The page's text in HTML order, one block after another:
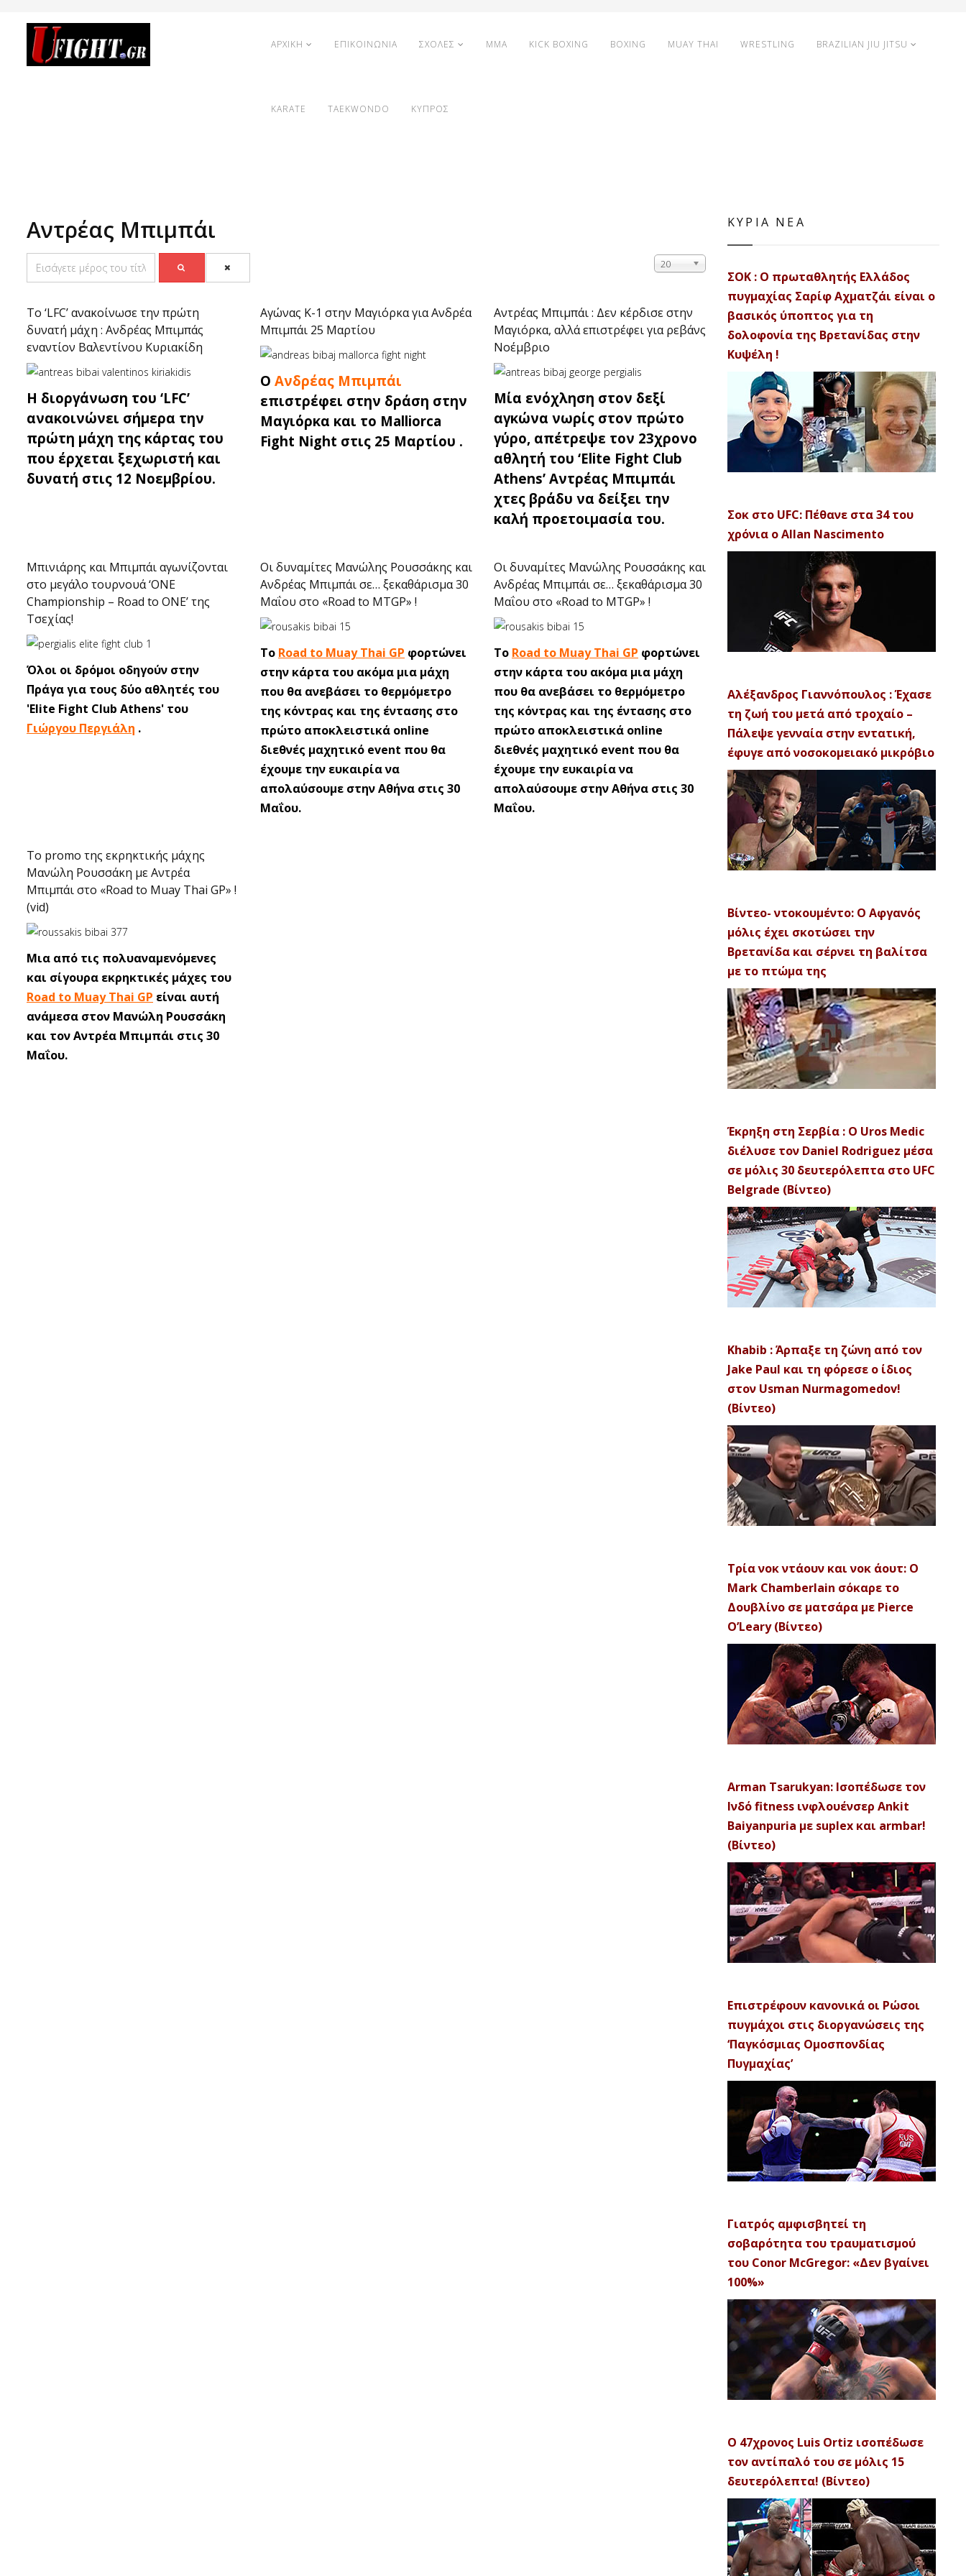
ΑΡΧΙΚΗ ΕΠΙΚΟΙΝΩΝΙΑ ΣΧΟΛΕΣ MMA KICK BOXING BOXING MUAY THAI WRESTLING BRAZILIAN JIU JITSU
KARATE TAEKWONDO ΚΥΠΡΟΣ
Αντρέας Μπιμπάι
20
To ‘LFC’ ανακοίνωσε την πρώτη
δυνατή μάχη : Ανδρέας Μπιμπάς
εναντίον Βαλεντίνου Κυριακίδη
Η διοργάνωση του ‘LFC’
ανακοινώνει σήμερα την
πρώτη μάχη της κάρτας του
που έρχεται ξεχωριστή και
δυνατή στις 12 Νοεμβρίου.
Αγώνας Κ-1 στην Μαγιόρκα για Ανδρέα
Μπιμπάι 25 Μαρτίου
O Ανδρέας Μπιμπάι
επιστρέφει στην δράση στην
Μαγιόρκα και το Malliorca
Fight Night στις 25 Μαρτίου .
Αντρέας Μπιμπάι : Δεν κέρδισε στην
Μαγιόρκα, αλλά επιστρέφει για ρεβάνς
Νοέμβριο
Μία ενόχληση στον δεξί
αγκώνα νωρίς στον πρώτο
γύρο, απέτρεψε τον 23χρονο
αθλητή του ‘Elite Fight Club
Athens’ Αντρέας Μπιμπάι
χτες βράδυ να δείξει την
καλή προετοιμασία του.
Μπινιάρης και Μπιμπάι αγωνίζονται
στο μεγάλο τουρνουά ‘ONE
Championship – Road to ONE’ της
Τσεχίας!
Όλοι οι δρόμοι οδηγούν στην
Πράγα για τους δύο αθλητές του
'Elite Fight Club Athens' του
Γιώργου Περγιάλη .
Οι δυναμίτες Μανώλης Ρουσσάκης και
Ανδρέας Μπιμπάι σε… ξεκαθάρισμα 30
Μαΐου στο «Road to MTGP» !
Το Road to Muay Thai GP φορτώνει
στην κάρτα του ακόμα μια μάχη
που θα ανεβάσει το θερμόμετρο
της κόντρας και της έντασης στο
πρώτο αποκλειστικά online
διεθνές μαχητικό event που θα
έχουμε την ευκαιρία να
απολαύσουμε στην Αθήνα στις 30
Μαΐου.
Οι δυναμίτες Μανώλης Ρουσσάκης και
Ανδρέας Μπιμπάι σε… ξεκαθάρισμα 30
Μαΐου στο «Road to MTGP» !
Το Road to Muay Thai GP φορτώνει
στην κάρτα του ακόμα μια μάχη
που θα ανεβάσει το θερμόμετρο
της κόντρας και της έντασης στο
πρώτο αποκλειστικά online
διεθνές μαχητικό event που θα
έχουμε την ευκαιρία να
απολαύσουμε στην Αθήνα στις 30
Μαΐου.
Το promo της εκρηκτικής μάχης
Μανώλη Ρουσσάκη με Αντρέα
Μπιμπάι στο «Road to Muay Thai GP» !
(vid)
Μια από τις πολυαναμενόμενες
και σίγουρα εκρηκτικές μάχες του
Road to Muay Thai GP είναι αυτή
ανάμεσα στον Μανώλη Ρουσσάκη
και τον Αντρέα Μπιμπάι στις 30
Μαΐου.
ΚΥΡΙΑ ΝΕΑ
ΣΟΚ : Ο πρωταθλητής Ελλάδος
πυγμαχίας Σαρίφ Αχματζάι είναι ο
βασικός ύποπτος για τη
δολοφονία της Βρετανίδας στην
Κυψέλη !
Σοκ στο UFC: Πέθανε στα 34 του
χρόνια ο Allan Nascimento
Αλέξανδρος Γιαννόπουλος : Έχασε
τη ζωή του μετά από τροχαίο –
Πάλεψε γενναία στην εντατική,
έφυγε από νοσοκομειακό μικρόβιο
Βίντεο- ντοκουμέντο: Ο Αφγανός
μόλις έχει σκοτώσει την
Βρετανίδα και σέρνει τη βαλίτσα
με το πτώμα της
Έκρηξη στη Σερβία : Ο Uros Medic
διέλυσε τον Daniel Rodriguez μέσα
σε μόλις 30 δευτερόλεπτα στο UFC
Belgrade (Βίντεο)
Khabib : Άρπαξε τη ζώνη από τον
Jake Paul και τη φόρεσε ο ίδιος
στον Usman Nurmagomedov!
(Βίντεο)
Τρία νοκ ντάουν και νοκ άουτ: Ο
Mark Chamberlain σόκαρε το
Δουβλίνο σε ματσάρα με Pierce
O’Leary (Βίντεο)
Arman Tsarukyan: Ισοπέδωσε τον
Ινδό fitness ινφλουένσερ Ankit
Baiyanpuria με suplex και armbar!
(Βίντεο)
Επιστρέφουν κανονικά οι Ρώσοι
πυγμάχοι στις διοργανώσεις της
‘Παγκόσμιας Ομοσπονδίας
Πυγμαχίας’
Γιατρός αμφισβητεί τη
σοβαρότητα του τραυματισμού
του Conor McGregor: «Δεν βγαίνει
100%»
Ο 47χρονος Luis Ortiz ισοπέδωσε
τον αντίπαλό του σε μόλις 15
δευτερόλεπτα! (Βίντεο)